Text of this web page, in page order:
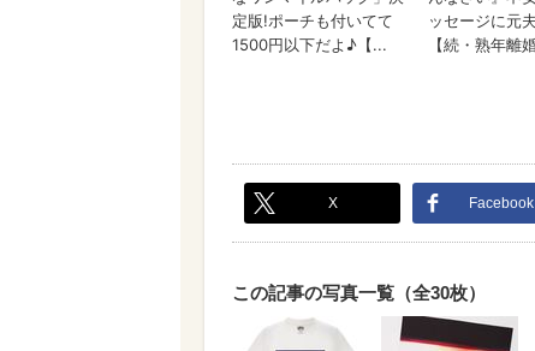
X Facebook
この記事の写真一覧（全30枚）